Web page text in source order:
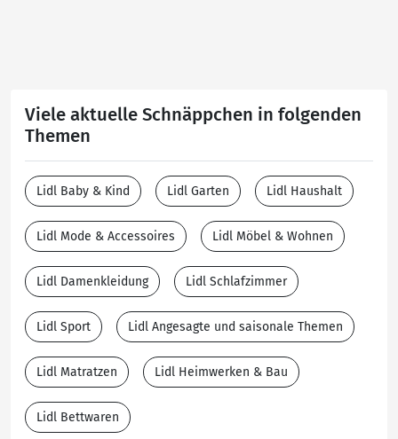
Viele aktuelle Schnäppchen in folgenden
Themen
Lidl Baby & Kind Lidl Garten Lidl Haushalt
Lidl Mode & Accessoires Lidl Möbel & Wohnen
Lidl Damenkleidung Lidl Schlafzimmer
Lidl Sport Lidl Angesagte und saisonale Themen
Lidl Matratzen Lidl Heimwerken & Bau
Lidl Bettwaren